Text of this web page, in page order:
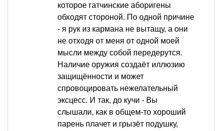
которое гатчинские аборигены
обходят стороной. По одной причине
- я рук из кармана не вытащу, а они
не отходя от меня от одной моей
мысли между собой передерутся.
Наличие оружия создаёт иллюзию
защищённости и может
спровоцировать нежелательный
эксцесс. И так, до кучи - Вы
слышали, как в общем-то хороший
парень плачет и грызёт подушку,